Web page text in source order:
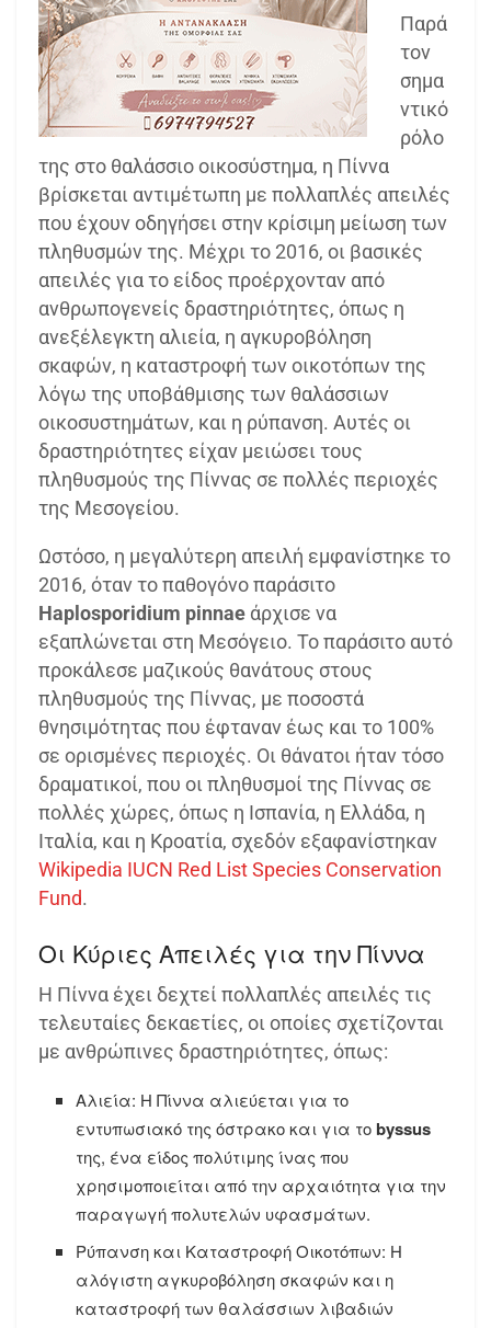
Παρά
τον
σημα
ντικό
ρόλο
της στο θαλάσσιο οικοσύστημα, η Πίννα
βρίσκεται αντιμέτωπη με πολλαπλές απειλές
που έχουν οδηγήσει στην κρίσιμη μείωση των
πληθυσμών της. Μέχρι το 2016, οι βασικές
απειλές για το είδος προέρχονταν από
ανθρωπογενείς δραστηριότητες, όπως η
ανεξέλεγκτη αλιεία, η αγκυροβόληση
σκαφών, η καταστροφή των οικοτόπων της
λόγω της υποβάθμισης των θαλάσσιων
οικοσυστημάτων, και η ρύπανση. Αυτές οι
δραστηριότητες είχαν μειώσει τους
πληθυσμούς της Πίννας σε πολλές περιοχές
της Μεσογείου.
Ωστόσο, η μεγαλύτερη απειλή εμφανίστηκε το
2016, όταν το παθογόνο παράσιτο
Haplosporidium pinnae άρχισε να
εξαπλώνεται στη Μεσόγειο. Το παράσιτο αυτό
προκάλεσε μαζικούς θανάτους στους
πληθυσμούς της Πίννας, με ποσοστά
θνησιμότητας που έφταναν έως και το 100%
σε ορισμένες περιοχές. Οι θάνατοι ήταν τόσο
δραματικοί, που οι πληθυσμοί της Πίννας σε
πολλές χώρες, όπως η Ισπανία, η Ελλάδα, η
Ιταλία, και η Κροατία, σχεδόν εξαφανίστηκαν​
Wikipedia IUCN Red ListSpecies Conservation
Fund.
Οι Κύριες Απειλές για την Πίννα
Η Πίννα έχει δεχτεί πολλαπλές απειλές τις
τελευταίες δεκαετίες, οι οποίες σχετίζονται
με ανθρώπινες δραστηριότητες, όπως:
Αλιεία: Η Πίννα αλιεύεται για το
εντυπωσιακό της όστρακο και για τοbyssus
της, ένα είδος πολύτιμης ίνας που
χρησιμοποιείται από την αρχαιότητα για την
παραγωγή πολυτελών υφασμάτων.
Ρύπανση και Καταστροφή Οικοτόπων: Η
αλόγιστη αγκυροβόληση σκαφών και η
καταστροφή των θαλάσσιων λιβαδιών